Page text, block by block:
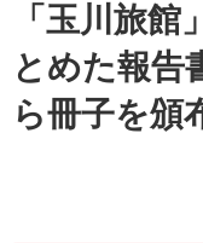
「玉川旅館
とめた報告
ら冊子を頒